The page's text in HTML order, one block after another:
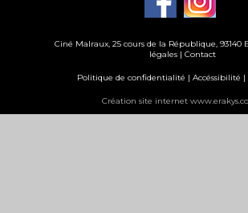
Ciné Malraux, 25 cours de la République, 93140
légales | Contact
Politique de confidentialité | Accéssibilité |
Création site internet